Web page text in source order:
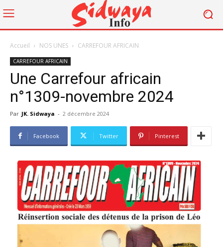
Accueil NOS UNES CARREFOUR AFRICAIN
CARREFOUR AFRICAIN
Une Carrefour africain
n°1309-novembre 2024
Par JK. Sidwaya - 2 décembre 2024
Facebook Twitter Pinterest